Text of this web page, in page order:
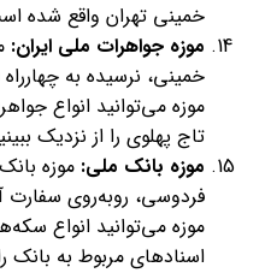
خمینی تهران واقع شده
موزه جواهرات ملی ایران:
خمینی، نرسیده به
موزه می‌توانید انواع
تاج پهلوی را از نزدیک
موزه بانک ملی: موزه
فردوسی، روبه‌روی سفارت
موزه می‌توانید انواع
اسنادهای مربوط به بانک